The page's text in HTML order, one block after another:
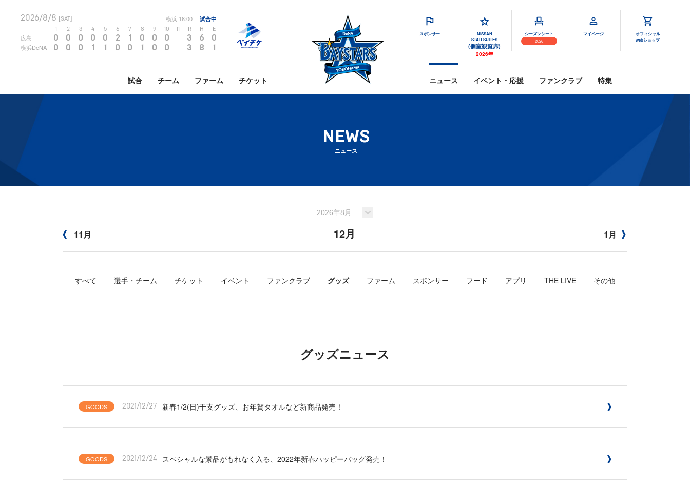
2026/8/8 [SAT] 横浜 18:00 試合中
2 3 4 5 6 7 8 9 10 R H E
広島 0 0 0 0 0 2 1 0 0 0 3 6 0
横浜DeNA 0 0 0 1 1 0 0 1 0 0 3 8 1
スポンサー
NISSAN
STAR SUITES
(個室観覧席)
2026年
シーズンシート
2026
マイページ
オフィシャル
webショップ
試合 チーム ファーム チケット ニュース イベント・応援 ファンクラブ 特集
NEWS
ニュース
11月 12月 1月
すべて 選手・チーム チケット イベント ファンクラブ グッズ ファーム スポンサー フード アプリ THE LIVE その他
グッズニュース
GOODS 2021/12/27 新春1/2(日)干支グッズ、お年賀タオルなど新商品発売！
GOODS 2021/12/24 スペシャルな景品がもれなく入る、2022年新春ハッピーバッグ発売！